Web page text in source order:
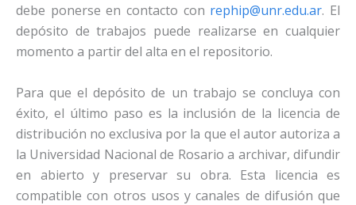
debe ponerse en contacto con rephip@unr.edu.ar. El
depósito de trabajos puede realizarse en cualquier
momento a partir del alta en el repositorio.
Para que el depósito de un trabajo se concluya con
éxito, el último paso es la inclusión de la licencia de
distribución no exclusiva por la que el autor autoriza a
la Universidad Nacional de Rosario a archivar, difundir
en abierto y preservar su obra. Esta licencia es
compatible con otros usos y canales de difusión que